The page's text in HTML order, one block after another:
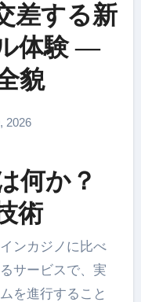
差する新
体験 —
貌
2026
何か？
術
ンカジノに比べ
サービスで、実
を進行すること